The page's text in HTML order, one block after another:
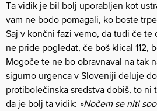
Ta vidik je bil bolj uporabljen kot
vam ne bodo pomagali, ko boste
Saj v končni fazi vemo, da tudi če te
ne pride pogledat, če boš klical 112,
Mogoče te ne bo obravnaval na tak
sigurno urgenca v Sloveniji deluje
protibolečinska sredstva dobiš, to ni
da je bolj ta vidik: »Nočem se niti